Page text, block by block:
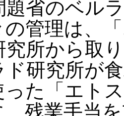
題省のベル
の管理は、
究所から取
研究所が
った「エト
、残業手当